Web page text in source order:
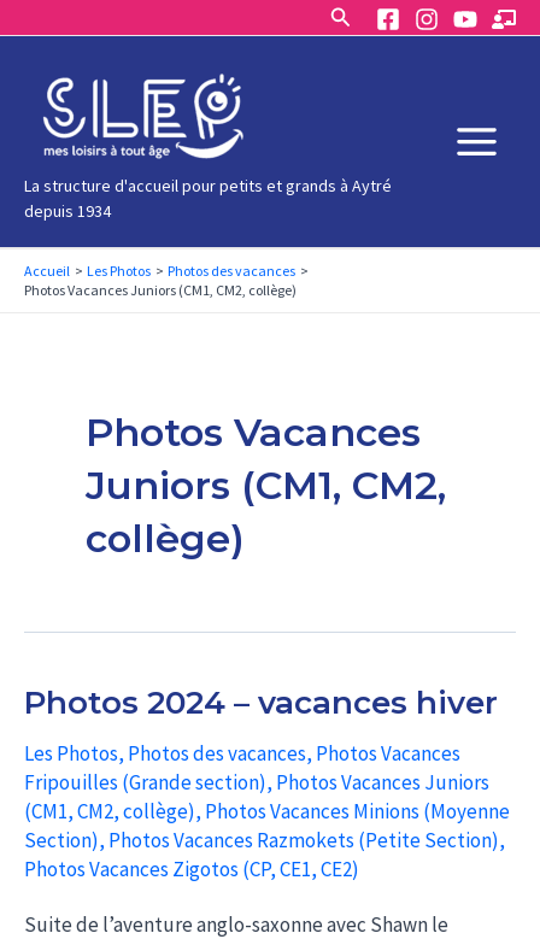
contenu
Rechercher
La structure d'accueil pour petits et grands à Aytré
depuis 1934
Main
Accueil Les Photos
Photos des vacances
Photos Vacances Juniors (CM1, CM2, collège)
Photos Vacances
Juniors (CM1, CM2,
collège)
Photos 2024 – vacances hiver
Les Photos, Photos des vacances, Photos Vacances
Fripouilles (Grande section), Photos Vacances Juniors
(CM1, CM2, collège), Photos Vacances Minions (Moyenne
Section), Photos Vacances Razmokets (Petite Section),
Photos Vacances Zigotos (CP, CE1, CE2)
Suite de l’aventure anglo-saxonne avec Shawn le